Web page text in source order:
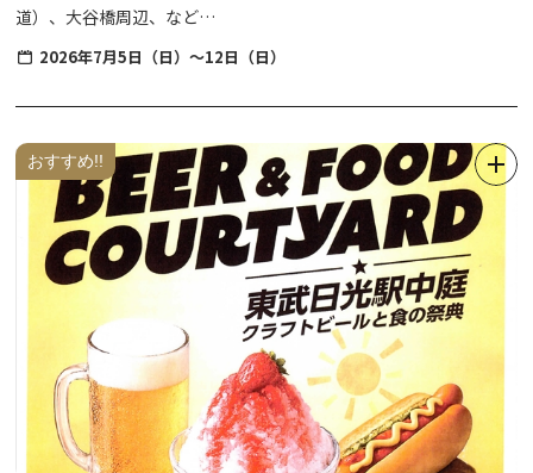
道）、大谷橋周辺、など
※町内神輿（青年神輿）や子供神輿の渡御の実施有無や内容につい
例年7月上旬から中旬になると、大神輿が神社の大鳥居前に安置さ
れます。（変更される場合があります）
期間中は、仮安置した大神輿を見学することができ、祭のメイン行
事は「大神輿渡御」です。
木造でできた神輿が町内をねり歩き、夏の暑さに負けない迫力の雰
※祭事内容については変更となる場合がありますので、必ずお問合
せのうえお出かけください。
2026年7月5日（日）～12日（日）
おすすめ!!